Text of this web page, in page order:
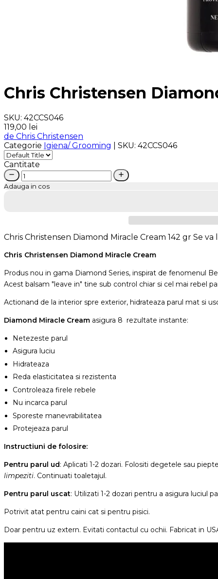
Chris Christensen
SKU: 42CCS046
119,00 lei
de Chris Christensen
Categorie Igiena/ Grooming SKU: 42CCS046
Cantitate
Adauga in cos
Chris Christensen Diamond Miracle Cream 142 gr Se va
Chris Christensen Diamond Miracle Cream
Produs nou in gama Diamond Series, inspirat de fenomenul
Acest balsam "leave in" tine sub control chiar si cel mai rebel
Actionand de la interior spre exterior, hidrateaza parul mat si
Diamond Miracle Cream asigura 8 rezultate instante:
Netezeste parul
Asigura luciu
Hidrateaza
Reda elasticitatea si rezistenta
Controleaza firele rebele
Nu incarca parul
Sporeste manevrabilitatea
Protejeaza parul
Instructiuni de folosire:
Pentru parul ud: Aplicati 1-2 dozari. Folositi degetele sau
limpeziti. Continuati toaletajul.
Pentru parul uscat: Utilizati 1-2 dozari pentru a asigura luciul
Potrivit atat pentru caini cat si pentru pisici.
Doar pentru uz extern. Evitati contactul cu ochii. Fabricat in